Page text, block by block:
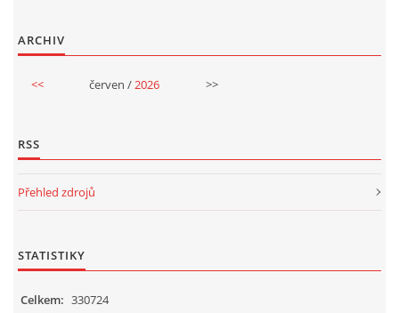
ARCHIV
<< červen /2026 >>
RSS
Přehled zdrojů
STATISTIKY
Celkem: 330724